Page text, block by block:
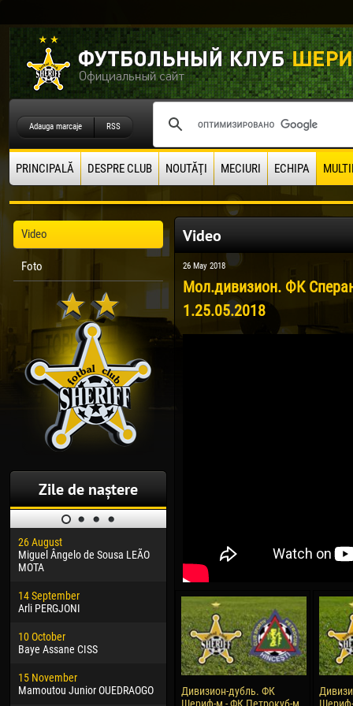
Adauga marcaje RSS
PRINCIPALĂ DESPRE CLUB NOUTĂŢI MECIURI ECHIPA
Video
Foto
Zile de naștere
26 August
Miguel Ângelo de Sousa LEÃO
MOTA
14 September
Arli PERGJONI
10 October
Baye Assane CISS
15 November
Mamoutou Junior OUEDRAOGO
Dhoraso Moreo KLAS
24 February
Vladislav COSTIN
02 March
Veaceslav COZMA
09 March
Emmanuel AFETSE
24
15
Video
26 May 2018
Мол.дивизион. ФК
1.25.05.2018
Дивизион-дубль. ФК